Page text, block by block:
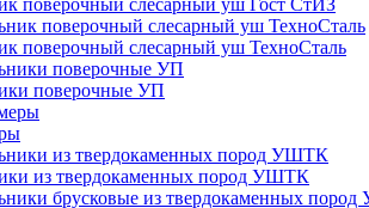
поверочный слесарный уш Гост СтИЗ
поверочный слесарный уш ТехноСталь
поверочные УП
из твердокаменных пород УШТК